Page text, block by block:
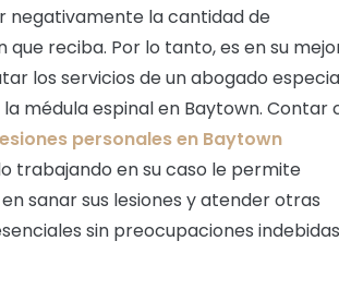
negativamente la cantidad de
que reciba. Por lo tanto, es en su
los servicios de un abogado
médula espinal en Baytown. Contar
personales en Baytown
trabajando en su caso le permite
sanar sus lesiones y atender otras
sin preocupaciones